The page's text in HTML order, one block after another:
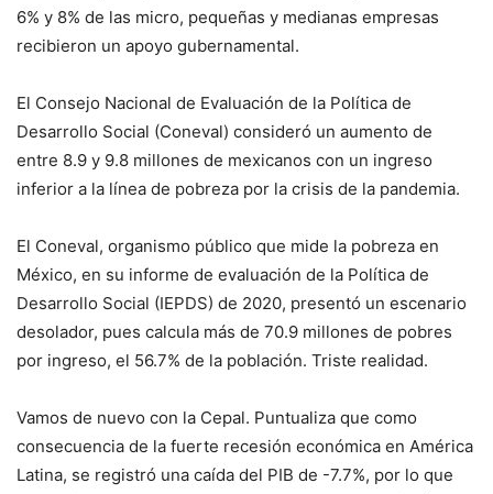
6% y 8% de las micro, pequeñas y medianas empresas
recibieron un apoyo gubernamental.
El Consejo Nacional de Evaluación de la Política de
Desarrollo Social (Coneval) consideró un aumento de
entre 8.9 y 9.8 millones de mexicanos con un ingreso
inferior a la línea de pobreza por la crisis de la pandemia.
El Coneval, organismo público que mide la pobreza en
México, en su informe de evaluación de la Política de
Desarrollo Social (IEPDS) de 2020, presentó un escenario
desolador, pues calcula más de 70.9 millones de pobres
por ingreso, el 56.7% de la población. Triste realidad.
Vamos de nuevo con la Cepal. Puntualiza que como
consecuencia de la fuerte recesión económica en América
Latina, se registró una caída del PIB de -7.7%, por lo que